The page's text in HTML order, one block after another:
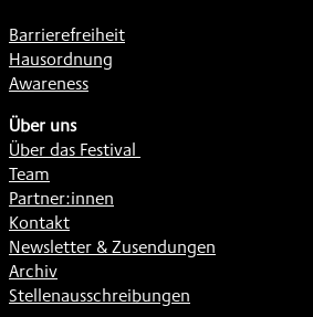
Barrierefreiheit
Hausordnung
Awareness
Über uns
Über das Festival
Team
Partner:innen
Kontakt
Newsletter & Zusendungen
Archiv
Stellenausschreibungen